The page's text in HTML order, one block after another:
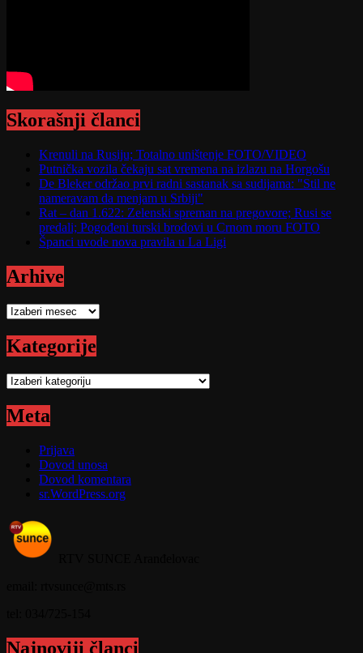
Skorašnji članci
Krenuli na Rusiju; Totalno uništenje FOTO/VIDEO
Putnička vozila čekaju sat vremena na izlazu na Horgošu
De Bleker održao prvi radni sastanak sa sudijama: "Stil ne
nameravam da menjam u Srbiji"
Rat – dan 1.622: Zelenski spreman na pregovore; Rusi se
predali; Pogođeni turski brodovi u Crnom moru FOTO
Španci uvode nova pravila u La Ligi
Arhive
Arhive
Kategorije
Kategorije
Meta
Prijava
Dovod unosa
Dovod komentara
sr.WordPress.org
Najnoviji članci